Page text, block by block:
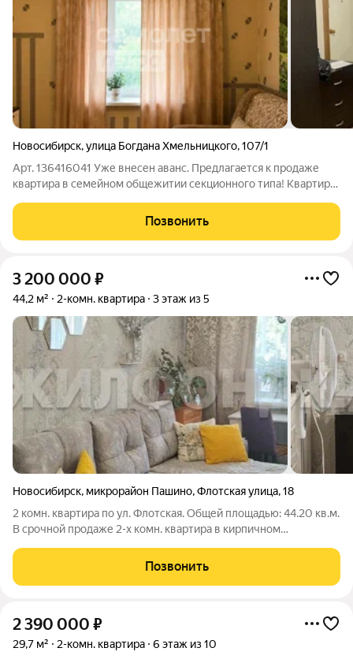
Новосибирск,улица Богдана Хмельницкого,107/1
Арт. 136416041 Уже внесен аванс. Предлагается к продаже
квартира в семейном общежитии секционного типа! Квартира
отдельными входами. Можно сделать проем, объединив
комнаты и в одной организовать
Позвонить
3 200 000 ₽
44,2 м² 2-комн. квартира 3 этаж из 5
Новосибирск, микрорайон Пашино,Флотская улица,18
2 комн. квартира по ул. Флотская. Общей площадью: 44.20 кв.м.
В срочной продаже 2-х комн. квартира в кирпичном
Калининском районе микрорайона Пашино. Это единственный
КИРПИЧНЫЙ дом среди рядом стоящих
Позвонить
2 390 000 ₽
29,7 м² 2-комн. квартира 6 этаж из 10